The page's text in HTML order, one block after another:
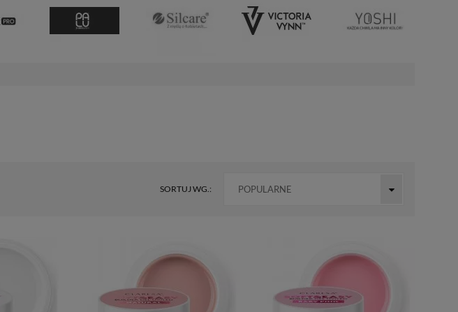
SORTUJ WG.: POPULARNE